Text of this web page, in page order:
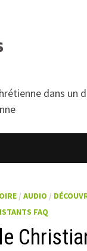
dans un
/AUDIO /
FAQ